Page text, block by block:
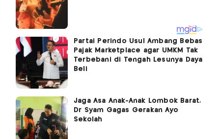
Partai Perindo Usul Ambang Bebas
Pajak Marketplace agar UMKM Tak
Terbebani di Tengah Lesunya Daya
Beli
Jaga Asa Anak-Anak Lombok Barat,
Dr Syam Gagas Gerakan Ayo
Sekolah